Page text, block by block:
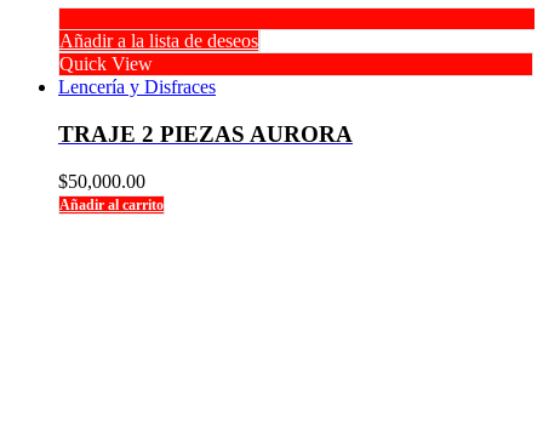
Añadir a la lista de deseos
Quick View
Lencería y Disfraces
TRAJE 2 PIEZAS AURORA
$50,000.00
Añadir al carrito